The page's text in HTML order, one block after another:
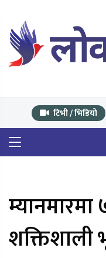
टिभी / भिडियो
म्यानमारमा
शक्तिशाली